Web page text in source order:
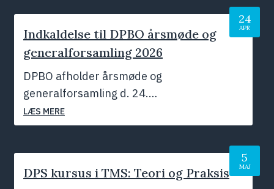
24
APR
Indkaldelse til DPBO årsmøde og
generalforsamling 2026
DPBO afholder årsmøde og
generalforsamling d. 24.…
LÆS MERE
Maj 2026
5
MAJ
DPS kursus i TMS: Teori og Praksis